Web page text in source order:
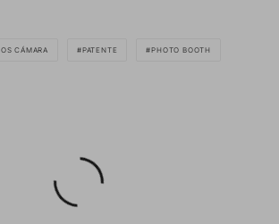
CÁMARA PATENTE PHOTO BOOTH